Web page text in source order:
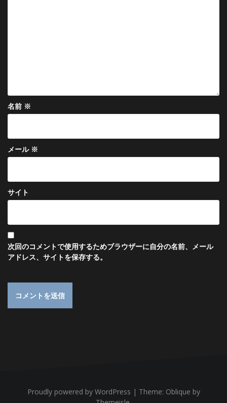
名前 ※
メール ※
サイト
次回のコメントで使用するためブラウザーに自分の名前、メール
アドレス、サイトを保存する。
Proudly powered by WordPress | Theme: Oblique by